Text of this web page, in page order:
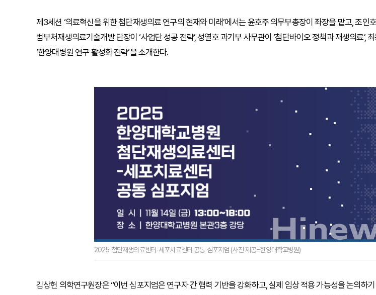
제3세션 ‘의료혁신을 위한 첨단재생의료 연구의 현재와 미래’에서는 윤호주 의무부총장이 좌장을 맡고, 조인호
범부처재생의료기술개발 단장이 ‘사업단 성공 전략’, 성열호 과기부 사무관이 ‘첨단바이오 정책과 재생의료’,
‘한양대병원 연구 활성화 전략’을 소개한다.
2025 첨단재생의료센터-세포치료센터 공동 심포지엄 (사진 제공=한양대학교병원)
김상헌 의학연구원장은 “이번 심포지엄은 연구자 간 협력 기반을 강화하고, 실제 임상 적용 가능성을 논의하기